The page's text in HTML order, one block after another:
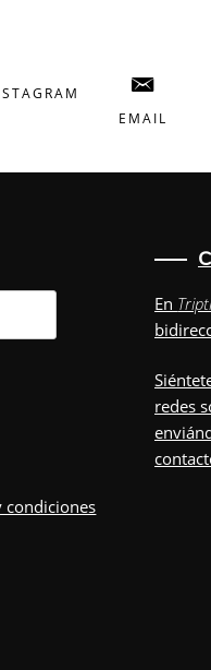
EMAIL
condiciones
En
redes